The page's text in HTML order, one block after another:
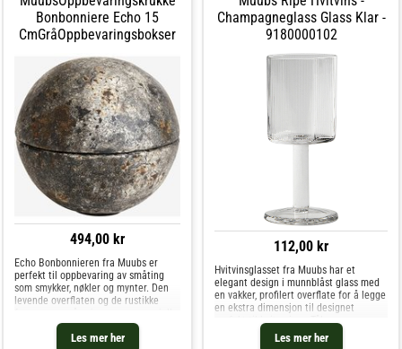
Bonbonniere Echo 15
CmGråOppbevaringsbokser
494,00 kr
Les mer her
Echo Bonbonnieren fra Muubs er
perfekt til oppbevaring av småting
som smykker, nøkler og mynter. Den
levende overflaten og de rustikke
håndmaleteknikk. Deretter brennes
og glaseres krukken med lokk. Fordi
Champagneglass Glass Klar -
9180000102
112,00 kr
Les mer her
Hvitvinsglasset fra Muubs har et
elegant design i munnblåst glass med
en vakker, profilert overflate for å legge
en ekstra dimensjon til designet
perfekt til hvite viner. Tåler
oppvaskmaskin. Om hvitvinsglasset fra
Muubs- Fra kolleksjonen Ripe.- Organisk